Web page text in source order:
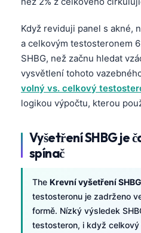
Když reviduji panel s akné,
a celkovým testosteronem
SHBG, než začnu hledat
vysvětlení tohoto
volný vs. celkový
logikou výpočtu, kterou
Vyšetření SHBG je
spínač
The Krevní vyšetření SHBG
testosteronu je zadrženo
formě. Nízký výsledek
testosteron, i když